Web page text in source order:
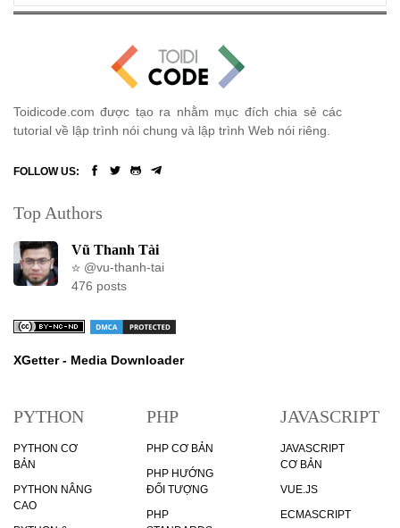
Bài 31: Query Scope trong Eloquent Model Laravel 8
Bài 32: Event trong Eloquent Model Laravel 8
Bài 34: Eloquent ORM relationship trong Laravel 8 (Phần 2)
Bài 35: Eloquent ORM relationship trong Laravel 8 (Phần 3)
Bài 36: Eloquent ORM collection trong Laravel 8
Bài 37: Mutator và Cast trong Laravel Eloquent
Toidicode.com được tạo ra nhằm mục đích chia sẻ các
tutorial về lập trình nói chung và lập trình Web nói riêng.
FOLLOW US:
Top Authors
Vũ Thanh Tài
@vu-thanh-tai
476 posts
XGetter - Media Downloader
PYTHON
PYTHON CƠ
BẢN
PYTHON NÂNG
CAO
PHP
PHP CƠ BẢN
PHP HƯỚNG
ĐỐI TƯỢNG
PHP
JAVASCRIPT
JAVASCRIPT
CƠ BẢN
VUE.JS
ECMASCRIPT